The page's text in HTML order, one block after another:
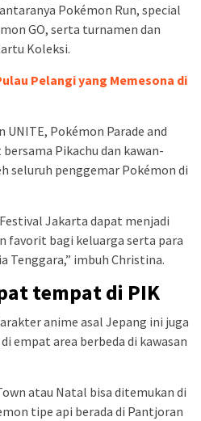
Pokémon Run, special
GO, serta turnamen dan
Koleksi.
Pelangi yang Memesona di
Pokémon Parade and
Pikachu dan kawan-
seluruh penggemar Pokémon di
Jakarta dapat menjadi
favorit bagi keluarga serta para
Tenggara,” imbuh Christina.
tempat di PIK
anime asal Jepang ini juga
empat area berbeda di kawasan
atau Natal bisa ditemukan di
tipe api berada di Pantjoran